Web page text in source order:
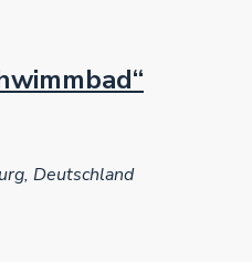
Deutschland